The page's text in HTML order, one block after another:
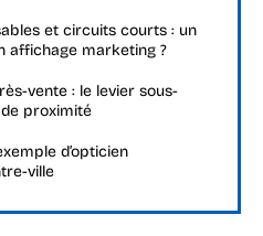
et circuits courts : un
affichage marketing ?
vente : le levier sous-
proximité
d’opticien
ville